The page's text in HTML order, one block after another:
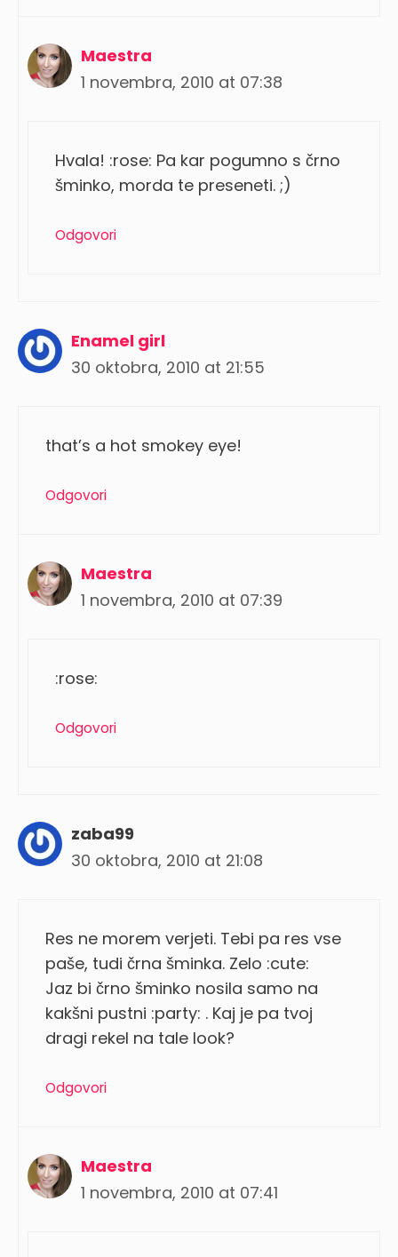
Maestra
1 novembra, 2010 at 07:38
Hvala! :rose: Pa kar pogumno s črno
šminko, morda te preseneti. ;)
Odgovori
Enamel girl
30 oktobra, 2010 at 21:55
that’s a hot smokey eye!
Odgovori
Maestra
1 novembra, 2010 at 07:39
:rose:
Odgovori
zaba99
30 oktobra, 2010 at 21:08
Res ne morem verjeti. Tebi pa res vse
paše, tudi črna šminka. Zelo :cute:
Jaz bi črno šminko nosila samo na
kakšni pustni :party: . Kaj je pa tvoj
dragi rekel na tale look?
Odgovori
Maestra
1 novembra, 2010 at 07:41